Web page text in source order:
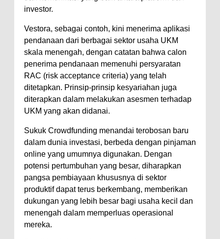
investor.
Vestora, sebagai contoh, kini menerima aplikasi
pendanaan dari berbagai sektor usaha UKM
skala menengah, dengan catatan bahwa calon
penerima pendanaan memenuhi persyaratan
RAC (risk acceptance criteria) yang telah
ditetapkan. Prinsip-prinsip kesyariahan juga
diterapkan dalam melakukan asesmen terhadap
UKM yang akan didanai.
Sukuk Crowdfunding menandai terobosan baru
dalam dunia investasi, berbeda dengan pinjaman
online yang umumnya digunakan. Dengan
potensi pertumbuhan yang besar, diharapkan
pangsa pembiayaan khususnya di sektor
produktif dapat terus berkembang, memberikan
dukungan yang lebih besar bagi usaha kecil dan
menengah dalam memperluas operasional
mereka.